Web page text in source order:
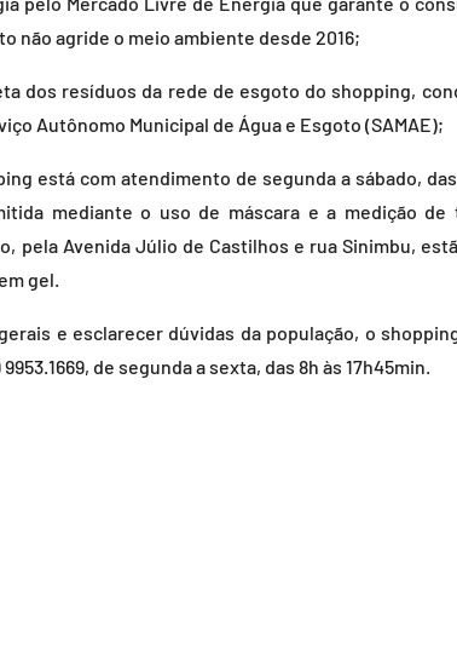
não agride o meio ambiente desde 2016;
dos resíduos da rede de esgoto do shopping,
Autônomo Municipal de Água e Esgoto (SAMAE);
está com atendimento de segunda a sábado,
mediante o uso de máscara e a medição de
pela Avenida Júlio de Castilhos e rua Sinimbu,
gel.
e esclarecer dúvidas da população, o
de segunda a sexta, das 8h às 17h45min.